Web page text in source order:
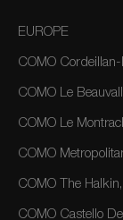
EUROPE
COMO
COMO Le
COMO Le
COMO
COMO The
COMO Castello